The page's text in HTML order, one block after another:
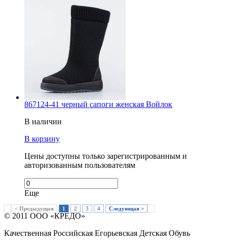
867124-41 черный сапоги женская Войлок
В наличии
В корзину
Цены доступны только зарегистрированным и
авторизованным пользователям
Еще
< Предыдущая 1 2 3 4 Следующая >
© 2011 ООО «КРЕДО»
Качественная Российская Егорьевская Детская Обувь